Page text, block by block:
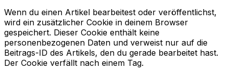
Wenn du einen Artikel bearbeitest oder veröffentlichst,
wird ein zusätzlicher Cookie in deinem Browser
gespeichert. Dieser Cookie enthält keine
personenbezogenen Daten und verweist nur auf die
Beitrags-ID des Artikels, den du gerade bearbeitet hast.
Der Cookie verfällt nach einem Tag.